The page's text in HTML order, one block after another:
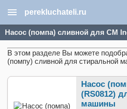
perekluchateli.ru
Насос (помпа) сливной для СМ
В этом разделе Вы можете
(помпу) сливной для стиральной
Насос
(RS0812)
машины